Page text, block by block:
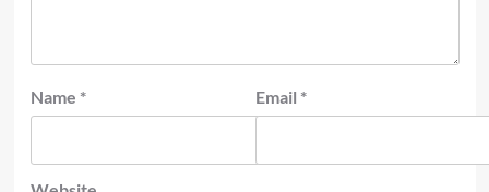
Name * Email *